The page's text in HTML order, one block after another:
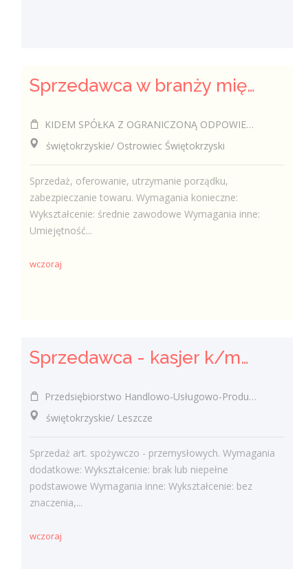
Sprzedawca w branży mięsnej
KIDEM SPÓŁKA Z OGRANICZONĄ ODPOWIEDZIALNOŚCIĄ
świętokrzyskie/ Ostrowiec Świętokrzyski
Sprzedaż, oferowanie, utrzymanie porządku,
zabezpieczanie towaru. Wymagania konieczne:
Wykształcenie: średnie zawodowe Wymagania inne:
Umiejętność...
wczoraj
Sprzedawca - kasjer k/m/inni
Przedsiębiorstwo Handlowo-Usługowo-Produkcyjne Edward Kasza
świętokrzyskie/ Leszcze
Sprzedaż art. spożywczo - przemysłowych. Wymagania
dodatkowe: Wykształcenie: brak lub niepełne
podstawowe Wymagania inne: Wykształcenie: bez
znaczenia,...
wczoraj